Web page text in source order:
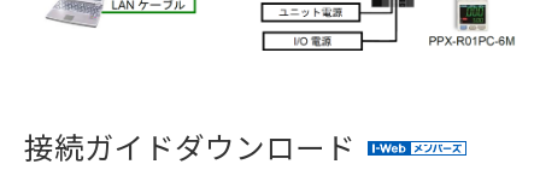
接続ガイドダウンロード